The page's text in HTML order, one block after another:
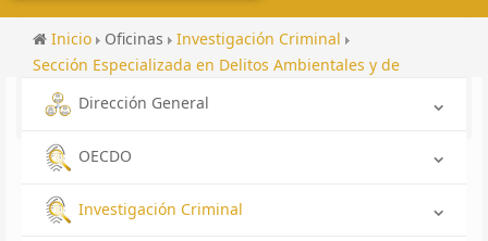
Inicio Oficinas
Investigación Criminal
Sección Especializada en Delitos Ambientales y de
Bienestar Animal
Contenido
Dirección General
OECDO
Investigación Criminal